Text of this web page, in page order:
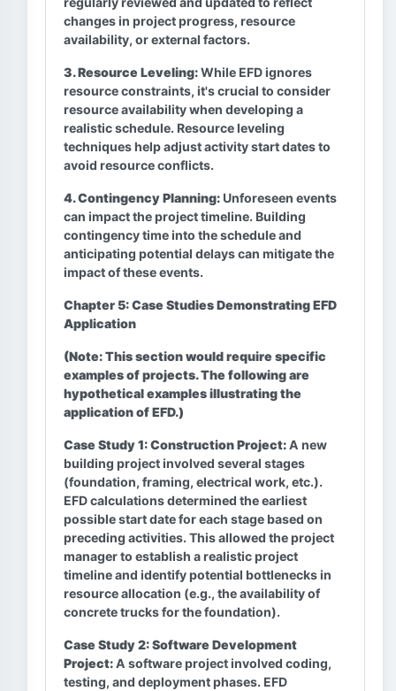
changes in project progress, resource
availability, or external factors.
3. Resource Leveling:While EFD ignores
resource constraints, it's crucial to consider
resource availability when developing a
realistic schedule. Resource leveling
techniques help adjust activity start dates to
avoid resource conflicts.
4. Contingency Planning: Unforeseen events
can impact the project timeline. Building
contingency time into the schedule and
anticipating potential delays can mitigate the
impact of these events.
Chapter 5: Case Studies Demonstrating EFD
Application
(Note: This section would require specific
examples of projects. The following are
hypothetical examples illustrating the
application of EFD.)
Case Study 1: Construction Project:A new
building project involved several stages
(foundation, framing, electrical work, etc.).
EFD calculations determined the earliest
possible start date for each stage based on
preceding activities. This allowed the project
manager to establish a realistic project
timeline and identify potential bottlenecks in
resource allocation (e.g., the availability of
concrete trucks for the foundation).
Case Study 2: Software Development
Project:A software project involved coding,
testing, and deployment phases. EFD